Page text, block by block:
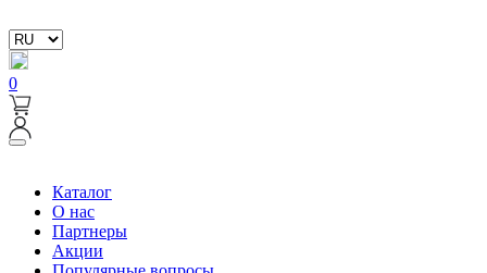
0
Каталог
О нас
Партнеры
Акции